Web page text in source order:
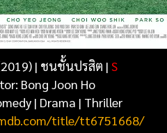
| ชนชั้นปรสิต | S
Bong Joon Ho
| Drama | Thriller
title/tt6751668/